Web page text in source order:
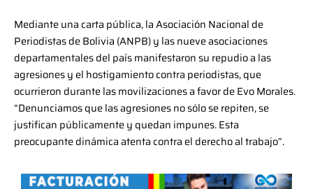
Mediante una carta pública, la Asociación Nacional de
Periodistas de Bolivia (ANPB) y las nueve asociaciones
departamentales del país manifestaron su repudio a las
agresiones y el hostigamiento contra periodistas, que
ocurrieron durante las movilizaciones a favor de Evo Morales.
“Denunciamos que las agresiones no sólo se repiten, se
justifican públicamente y quedan impunes. Esta
preocupante dinámica atenta contra el derecho al trabajo”.